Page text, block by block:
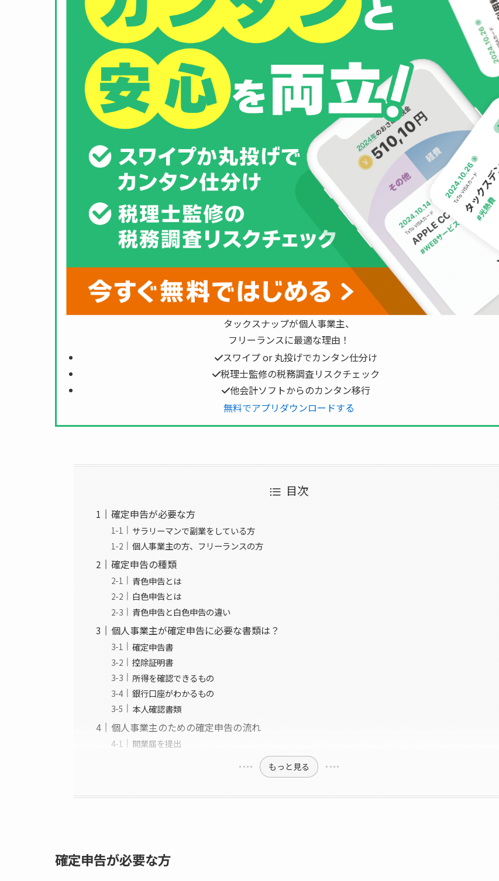
タックスナップが個人事業主、
フリーランスに最適な理由！
スワイプ or 丸投げでカンタン仕分け
税理士監修の税務調査リスクチェック
他会計ソフトからのカンタン移行
無料でアプリダウンロードする
目次
確定申告が必要な方
サラリーマンで副業をしている方
個人事業主の方、フリーランスの方
確定申告の種類
青色申告とは
白色申告とは
青色申告と白色申告の違い
個人事業主が確定申告に必要な書類は？
確定申告書
控除証明書
所得を確認できるもの
銀行口座がわかるもの
本人確認書類
個人事業主のための確定申告の流れ
開業届を提出
もっと見る
確定申告が必要な方